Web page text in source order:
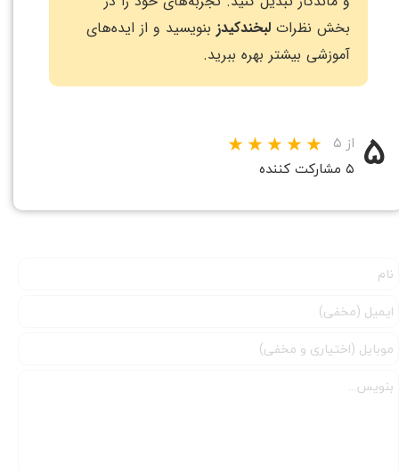
بخش نظرات لبخندکیدز بنویسید و از ایده‌های
آموزشی بیشتر بهره ببرید.
۵ از ۵
۵ مشارکت کننده